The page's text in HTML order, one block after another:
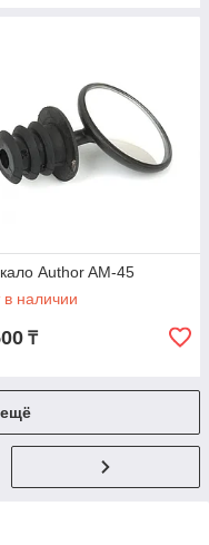
Author AM-45
в наличии
₸
ещё